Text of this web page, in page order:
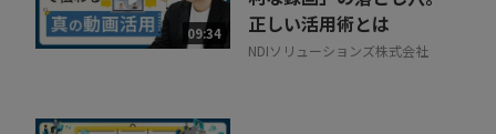
09:34
正しい活用術とは
NDIソリューションズ株式会社